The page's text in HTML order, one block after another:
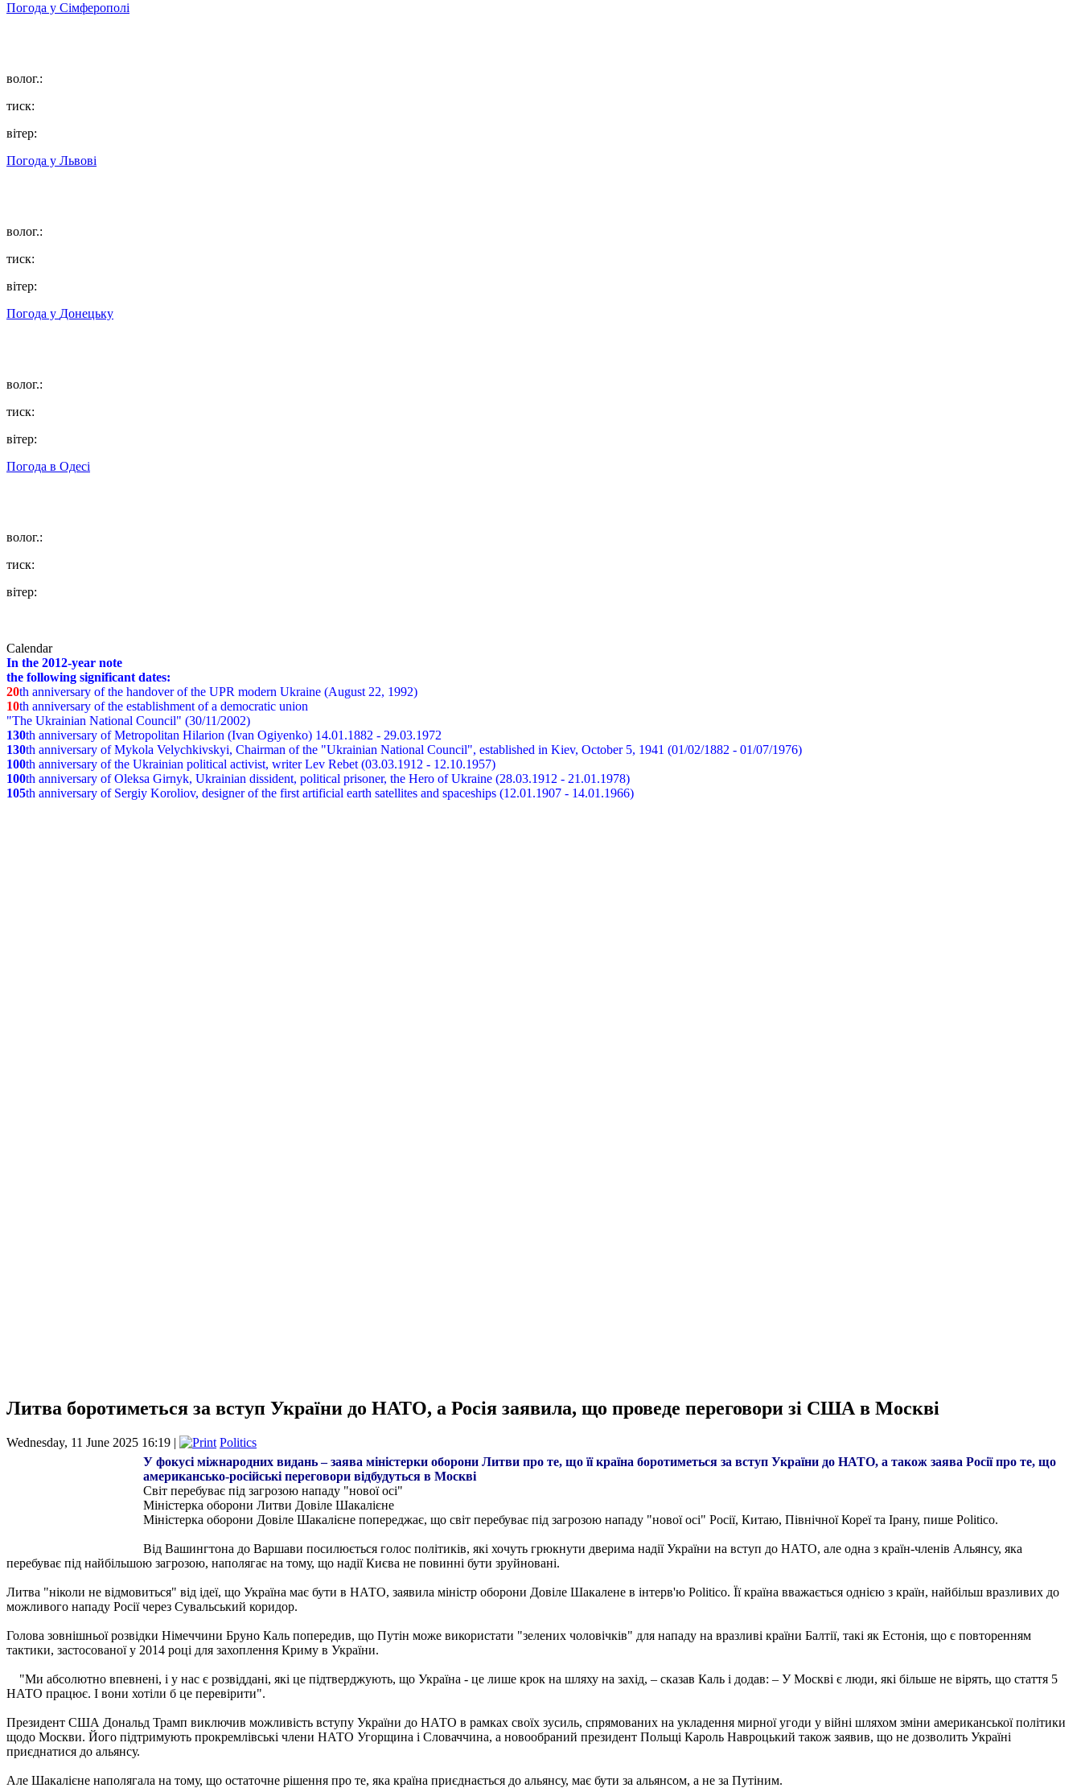
Погода у Сімферополі
волог.:
тиск:
вітер:
Погода у Львові
волог.:
тиск:
вітер:
Погода у Донецьку
волог.:
тиск:
вітер:
Погода в Одесі
волог.:
тиск:
вітер:
Calendar
In the 2012-year note
the following significant dates:
20th anniversary of the handover of the UPR modern Ukraine (August 22, 1992)
10th anniversary of the establishment of a democratic union
"The Ukrainian National Council" (30/11/2002)
130th anniversary of Metropolitan Hilarion (Ivan Ogiyenko) 14.01.1882 - 29.03.1972
130th anniversary of Mykola Velychkivskyi, Chairman of the "Ukrainian National Council", established in Kiev, October 5, 1941 (01/02/1882 - 01/07/1976)
100th anniversary of the Ukrainian political activist, writer Lev Rebet (03.03.1912 - 12.10.1957)
100th anniversary of Oleksa Girnyk, Ukrainian dissident, political prisoner, the Hero of Ukraine (28.03.1912 - 21.01.1978)
105th anniversary of Sergiy Koroliov, designer of the first artificial earth satellites and spaceships (12.01.1907 - 14.01.1966)
Литва боротиметься за вступ України до НАТО, а Росія заявила, що проведе переговори зі США в Москві
Wednesday, 11 June 2025 16:19 |
Politics
У фокусі міжнародних видань – заява міністерки оборони Литви про те, що її країна боротиметься за вступ України до НАТО, а також заява Росії про те, що
американсько-російські переговори відбудуться в Москві
Світ перебуває під загрозою нападу "нової осі"
Міністерка оборони Литви Довіле Шакалієне
Міністерка оборони Довіле Шакалієне попереджає, що світ перебуває під загрозою нападу "нової осі" Росії, Китаю, Північної Кореї та Ірану, пише Politico.
Від Вашингтона до Варшави посилюється голос політиків, які хочуть грюкнути дверима надії України на вступ до НАТО, але одна з країн-членів Альянсу, яка
перебуває під найбільшою загрозою, наполягає на тому, що надії Києва не повинні бути зруйновані.
Литва "ніколи не відмовиться" від ідеї, що Україна має бути в НАТО, заявила міністр оборони Довіле Шакалене в інтерв'ю Politico. Її країна вважається однією з країн, найбільш вразливих до
можливого нападу Росії через Сувальський коридор.
Голова зовнішньої розвідки Німеччини Бруно Каль попередив, що Путін може використати "зелених чоловічків" для нападу на вразливі країни Балтії, такі як Естонія, що є повторенням
тактики, застосованої у 2014 році для захоплення Криму в України.
"Ми абсолютно впевнені, і у нас є розвіддані, які це підтверджують, що Україна - це лише крок на шляху на захід, – сказав Каль і додав: – У Москві є люди, які більше не вірять, що стаття 5
НАТО працює. І вони хотіли б це перевірити".
Президент США Дональд Трамп виключив можливість вступу України до НАТО в рамках своїх зусиль, спрямованих на укладення мирної угоди у війні шляхом зміни американської політики
щодо Москви. Його підтримують прокремлівські члени НАТО Угорщина і Словаччина, а новообраний президент Польщі Кароль Навроцький також заявив, що не дозволить Україні
приєднатися до альянсу.
Але Шакалієне наполягала на тому, що остаточне рішення про те, яка країна приєднається до альянсу, має бути за альянсом, а не за Путіним.